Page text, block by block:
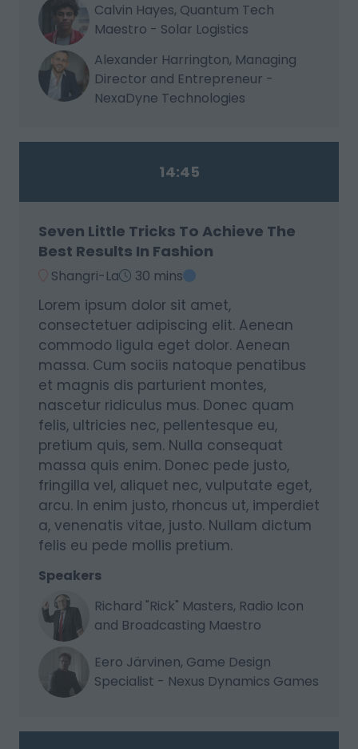
Calvin Hayes, Quantum Tech
Maestro - Solar Logistics
Alexander Harrington, Managing
Director and Entrepreneur -
NexaDyne Technologies
14:45
Seven Little Tricks To Achieve The
Best Results In Fashion
Shangri-La 30 mins
Lorem ipsum dolor sit amet,
consectetuer adipiscing elit. Aenean
commodo ligula eget dolor. Aenean
massa. Cum sociis natoque penatibus
et magnis dis parturient montes,
nascetur ridiculus mus. Donec quam
felis, ultricies nec, pellentesque eu,
pretium quis, sem. Nulla consequat
massa quis enim. Donec pede justo,
fringilla vel, aliquet nec, vulputate eget,
arcu. In enim justo, rhoncus ut, imperdiet
a, venenatis vitae, justo. Nullam dictum
felis eu pede mollis pretium.
Speakers
Richard "Rick" Masters, Radio Icon
and Broadcasting Maestro
Eero Järvinen, Game Design
Specialist - Nexus Dynamics Games